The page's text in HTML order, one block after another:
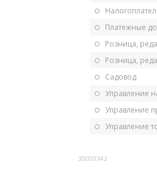
Платежные
Розница,
Розница,
Садовод
Управление
Управление
Управление
30000342